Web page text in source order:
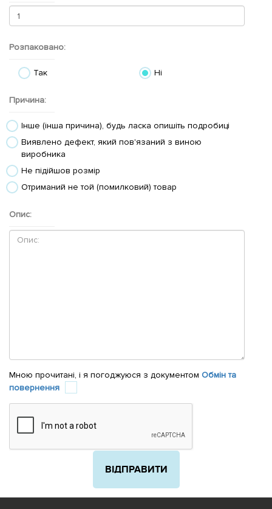
Розпаковано:
Так Ні
Причина:
Інше (інша причина), будь ласка опишіть подробиці
Виявлено дефект, який пов'язаний з виною
виробника
Не підійшов розмір
Отриманий не той (помилковий) товар
Опис:
Мною прочитані, і я погоджуюся з документом Обмін та
повернення